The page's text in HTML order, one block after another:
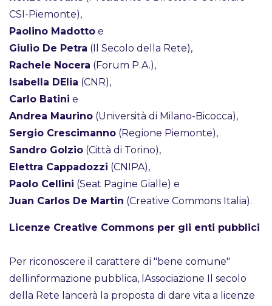
CSI-Piemonte),
Paolino Madotto e
Giulio De Petra (Il Secolo della Rete),
Rachele Nocera (Forum P.A.),
Isabella DElia (CNR),
Carlo Batini e
Andrea Maurino (Università di Milano-Bicocca),
Sergio Crescimanno (Regione Piemonte),
Sandro Golzio (Città di Torino),
Elettra Cappadozzi (CNIPA),
Paolo Cellini (Seat Pagine Gialle) e
Juan Carlos De Martin (Creative Commons Italia).
Licenze Creative Commons per gli enti pubblici
Per riconoscere il carattere di "bene comune"
dellinformazione pubblica, lAssociazione Il secolo
della Rete lancerà la proposta di dare vita a licenze